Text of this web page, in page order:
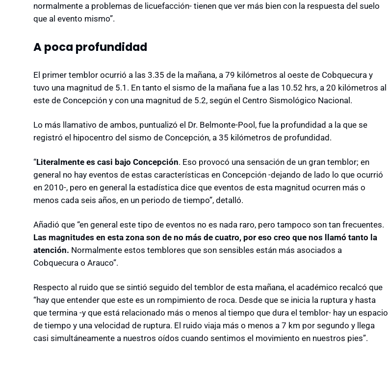
normalmente a problemas de licuefacción- tienen que ver más bien con la respuesta del suelo
que al evento mismo”.
A poca profundidad
El primer temblor ocurrió a las 3.35 de la mañana, a 79 kilómetros al oeste de Cobquecura y
tuvo una magnitud de 5.1. En tanto el sismo de la mañana fue a las 10.52 hrs, a 20 kilómetros al
este de Concepción y con una magnitud de 5.2, según el Centro Sismológico Nacional.
Lo más llamativo de ambos, puntualizó el Dr. Belmonte-Pool, fue la profundidad a la que se
registró el hipocentro del sismo de Concepción, a 35 kilómetros de profundidad.
“Literalmente es casi bajo Concepción. Eso provocó una sensación de un gran temblor; en
general no hay eventos de estas características en Concepción -dejando de lado lo que ocurrió
en 2010-, pero en general la estadística dice que eventos de esta magnitud ocurren más o
menos cada seis años, en un periodo de tiempo”, detalló.
Añadió que “en general este tipo de eventos no es nada raro, pero tampoco son tan frecuentes.
Las magnitudes en esta zona son de no más de cuatro, por eso creo que nos llamó tanto la
atención. Normalmente estos temblores que son sensibles están más asociados a
Cobquecura o Arauco”.
Respecto al ruido que se sintió seguido del temblor de esta mañana, el académico recalcó que
“hay que entender que este es un rompimiento de roca. Desde que se inicia la ruptura y hasta
que termina -y que está relacionado más o menos al tiempo que dura el temblor- hay un espacio
de tiempo y una velocidad de ruptura. El ruido viaja más o menos a 7 km por segundo y llega
casi simultáneamente a nuestros oídos cuando sentimos el movimiento en nuestros pies”.